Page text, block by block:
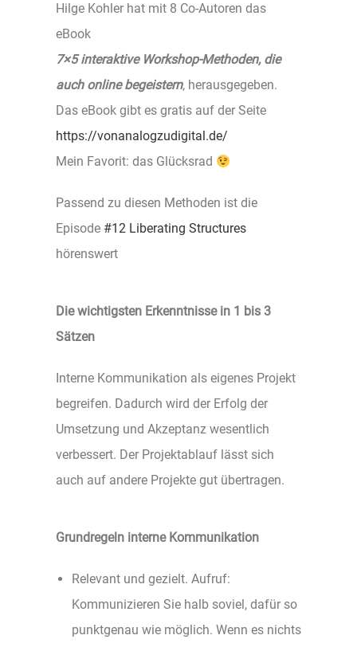
Hilge Kohler hat mit 8 Co-Autoren das
eBook
7×5 interaktive Workshop-Methoden, die
auch online begeistern, herausgegeben.
Das eBook gibt es gratis auf der Seite
https://vonanalogzudigital.de/
Mein Favorit: das Glücksrad
Passend zu diesen Methoden ist die
Episode #12 Liberating Structures
hörenswert
Die wichtigsten Erkenntnisse in 1 bis 3
Sätzen
Interne Kommunikation als eigenes Projekt
begreifen. Dadurch wird der Erfolg der
Umsetzung und Akzeptanz wesentlich
verbessert. Der Projektablauf lässt sich
auch auf andere Projekte gut übertragen.
Grundregeln interne Kommunikation
Relevant und gezielt. Aufruf:
Kommunizieren Sie halb soviel, dafür so
punktgenau wie möglich. Wenn es nichts